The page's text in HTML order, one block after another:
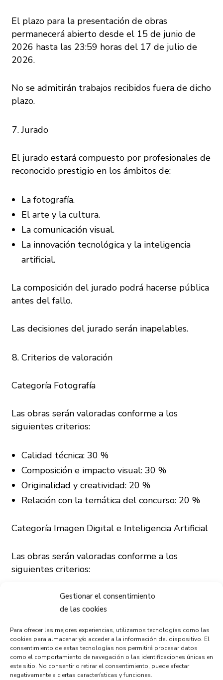
Gestionar el consentimiento
de las cookies
Para ofrecer las mejores experiencias, utilizamos tecnologías como las
cookies para almacenar y/o acceder a la información del dispositivo. El
consentimiento de estas tecnologías nos permitirá procesar datos
como el comportamiento de navegación o las identificaciones únicas en
este sitio. No consentir o retirar el consentimiento, puede afectar
negativamente a ciertas características y funciones.
El plazo para la presentación de obras
permanecerá abierto desde el 15 de junio de
2026 hasta las 23:59 horas del 17 de julio de
2026.
No se admitirán trabajos recibidos fuera de dicho
plazo.
Jurado
El jurado estará compuesto por profesionales de
reconocido prestigio en los ámbitos de:
La fotografía.
El arte y la cultura.
La comunicación visual.
La innovación tecnológica y la inteligencia
artificial.
La composición del jurado podrá hacerse pública
antes del fallo.
Las decisiones del jurado serán inapelables.
Criterios de valoración
Categoría Fotografía
Las obras serán valoradas conforme a los
siguientes criterios:
Calidad técnica: 30 %
Composición e impacto visual: 30 %
Originalidad y creatividad: 20 %
Relación con la temática del concurso: 20 %
Categoría Imagen Digital e Inteligencia Artificial
Las obras serán valoradas conforme a los
siguientes criterios:
Creatividad conceptual: 35 %
Calidad visual y técnica: 25 %
Innovación en el uso de la inteligencia
artificial: 20 %
Relación con la temática del concurso: 20 %